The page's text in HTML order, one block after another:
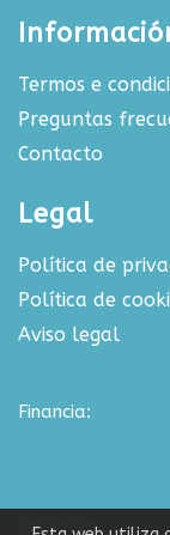
Termos e
Preguntas
Contacto
Legal
Política de
Política de
Aviso legal
Financia:
Colabora: